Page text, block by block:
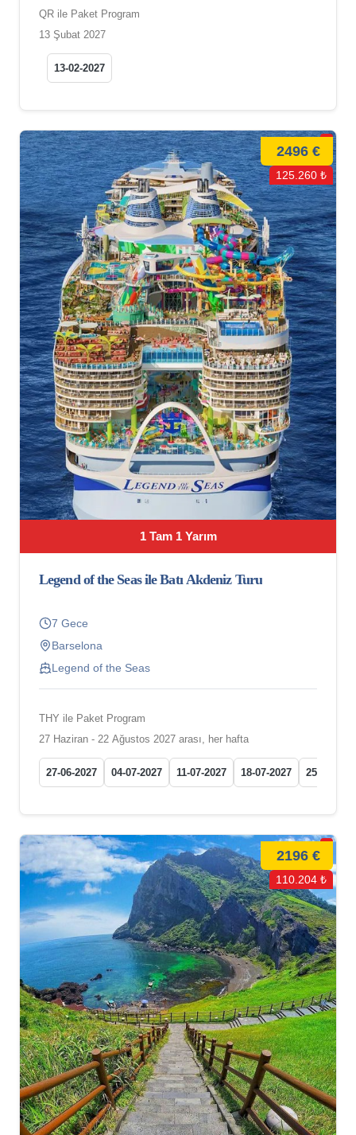
QR ile Paket Program
13 Şubat 2027
13-02-2027
1 Tam 1 Yarım
2496 €
125.260 ₺
Legend of the Seas ile Batı Akdeniz Turu
7 Gece
Barselona
Legend of the Seas
THY ile Paket Program
27 Haziran - 22 Ağustos 2027 arası, her hafta
27-06-2027 04-07-2027 11-07-2027 18-07-2027 25-07-2027
2196 €
110.204 ₺